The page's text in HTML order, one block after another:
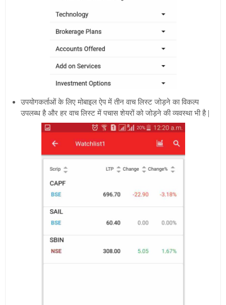
उपयोगकर्ताओं के लिए मोबाइल ऐप में तीन वाच लिस्ट जोड़ने का विकल्प
उपलब्ध है और हर वाच लिस्ट में पचास शेयरों को जोड़ने की व्यवस्था भी है |